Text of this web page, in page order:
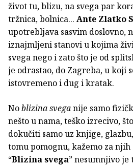
život tu, blizu, na svega par
tržnica, bolnica... Ante Zlatko
upotrebljava sasvim doslovno,
iznajmljeni stanovi u kojima
svega nego i zato što je od
je odrastao, do Zagreba, u koji
istovremeno i dug i kratak.
Noblizina sveganije samo
nešto u nama, teško izrecivo,
dokučiti samo uz knjige,
tomu pomognu, kažemo za njih
“Blizina svega” nesumnjivo